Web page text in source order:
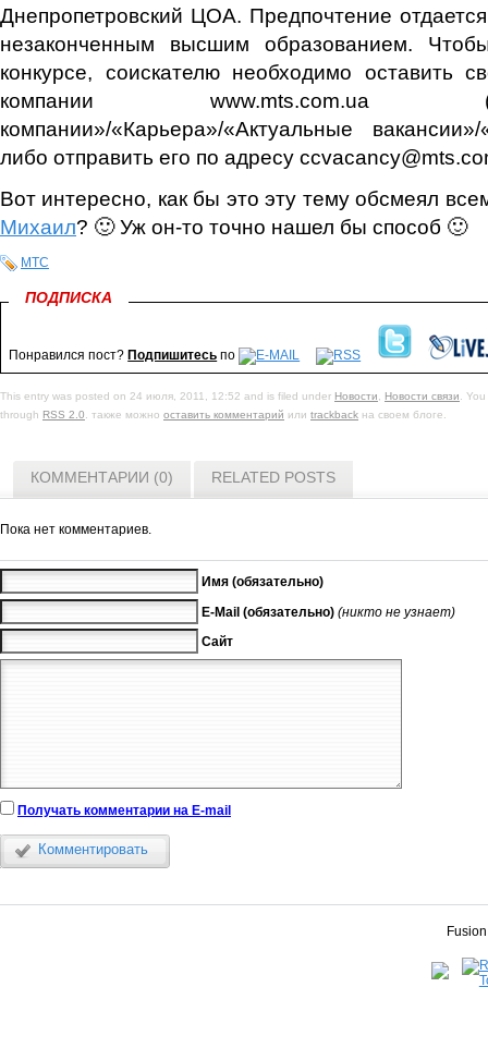
Днепропетровский ЦОА. Предпочтение
незаконченным высшим образованием.
конкурсе, соискателю необходимо оставить
компании
компании»/«Карьера»/«Актуальные
либо отправить его по адресу
Вот интересно, как бы это эту тему обсмеял
Михаил? 🙂 Уж он-то точно нашел бы способ 🙂
МТС
ПОДПИСКА
Понравился пост? Подпишитесь по
This entry was posted on 24 июля, 2011, 12:52 and is filed under Новости, Новости связи.
through RSS 2.0. также можно оставить комментарий или trackback на своем блоге.
КОММЕНТАРИИ (0) RELATED POSTS
Пока нет комментариев.
Имя (обязательно)
E-Mail (обязательно) (никто не узнает)
Сайт
Получать комментарии на E-mail
Комментировать